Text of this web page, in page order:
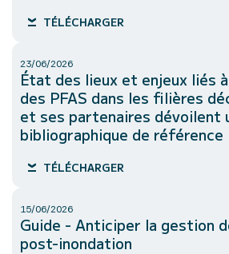
TÉLÉCHARGER
23/06/2026
État des lieux et enjeux liés
des PFAS dans les filières
et ses partenaires dévoilent
bibliographique de référence
TÉLÉCHARGER
15/06/2026
Guide - Anticiper la gestion
post-inondation